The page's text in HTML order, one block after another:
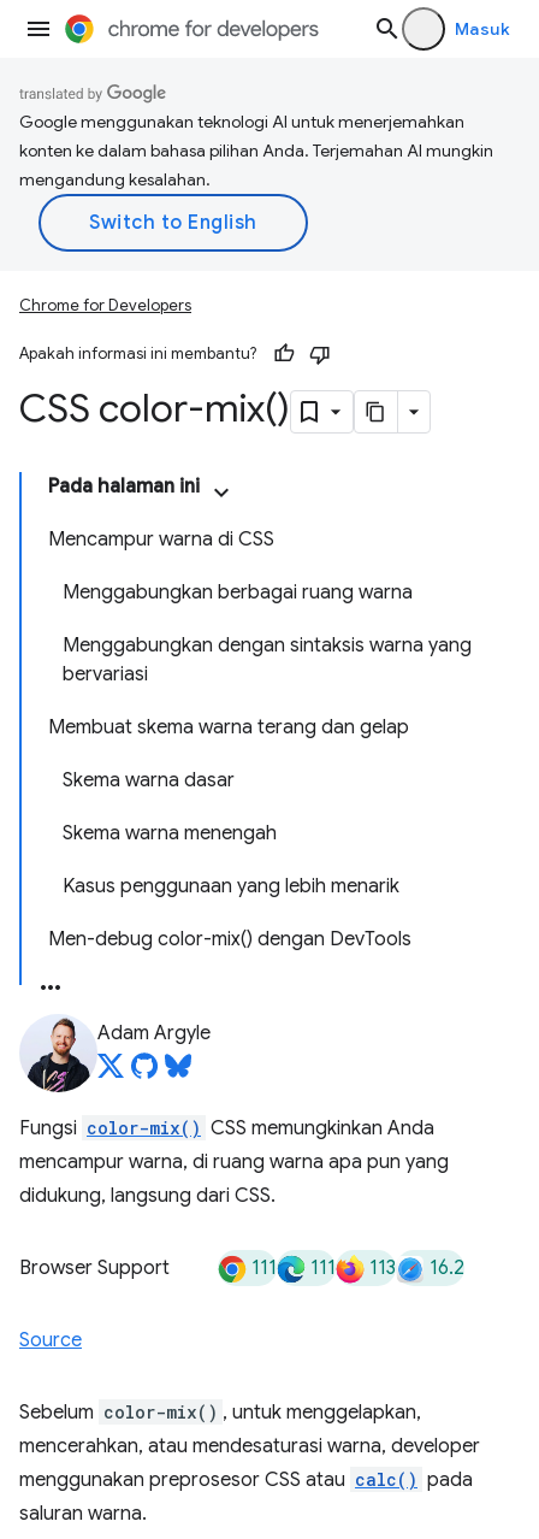
Masuk
Google menggunakan teknologi AI untuk menerjemahkan
konten ke dalam bahasa pilihan Anda. Terjemahan AI mungkin
mengandung kesalahan.
Chrome for Developers
Apakah informasi ini membantu?
CSS color-mix()
Pada halaman ini
Mencampur warna di CSS
Menggabungkan berbagai ruang warna
Menggabungkan dengan sintaksis warna yang
bervariasi
Membuat skema warna terang dan gelap
Skema warna dasar
Skema warna menengah
Kasus penggunaan yang lebih menarik
Men-debug color-mix() dengan DevTools
Adam Argyle
Fungsi color-mix() CSS memungkinkan Anda
mencampur warna, di ruang warna apa pun yang
didukung, langsung dari CSS.
Browser Support 111 111 113 16.2
Source
Sebelum color-mix() , untuk menggelapkan,
mencerahkan, atau mendesaturasi warna, developer
menggunakan preprosesor CSS atau calc() pada
saluran warna.